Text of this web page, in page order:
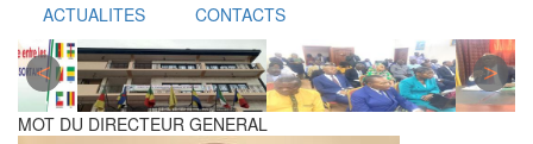
ACTUALITES CONTACTS
MOT DU DIRECTEUR GENERAL